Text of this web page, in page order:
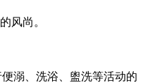
风尚。
溺、洗浴、盥洗等活动的